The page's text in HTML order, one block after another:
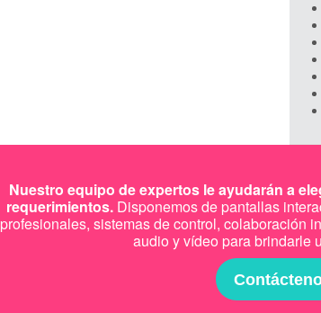
Nuestro equipo de expertos le ayudarán a
requerimientos. Disponemos de pantallas
profesionales, sistemas de control, colaboración
audio y vídeo para brindarle